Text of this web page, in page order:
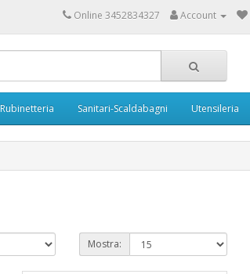
Online 3452834327 Account
Rubinetteria Sanitari-Scaldabagni Utensileria
Mostra: